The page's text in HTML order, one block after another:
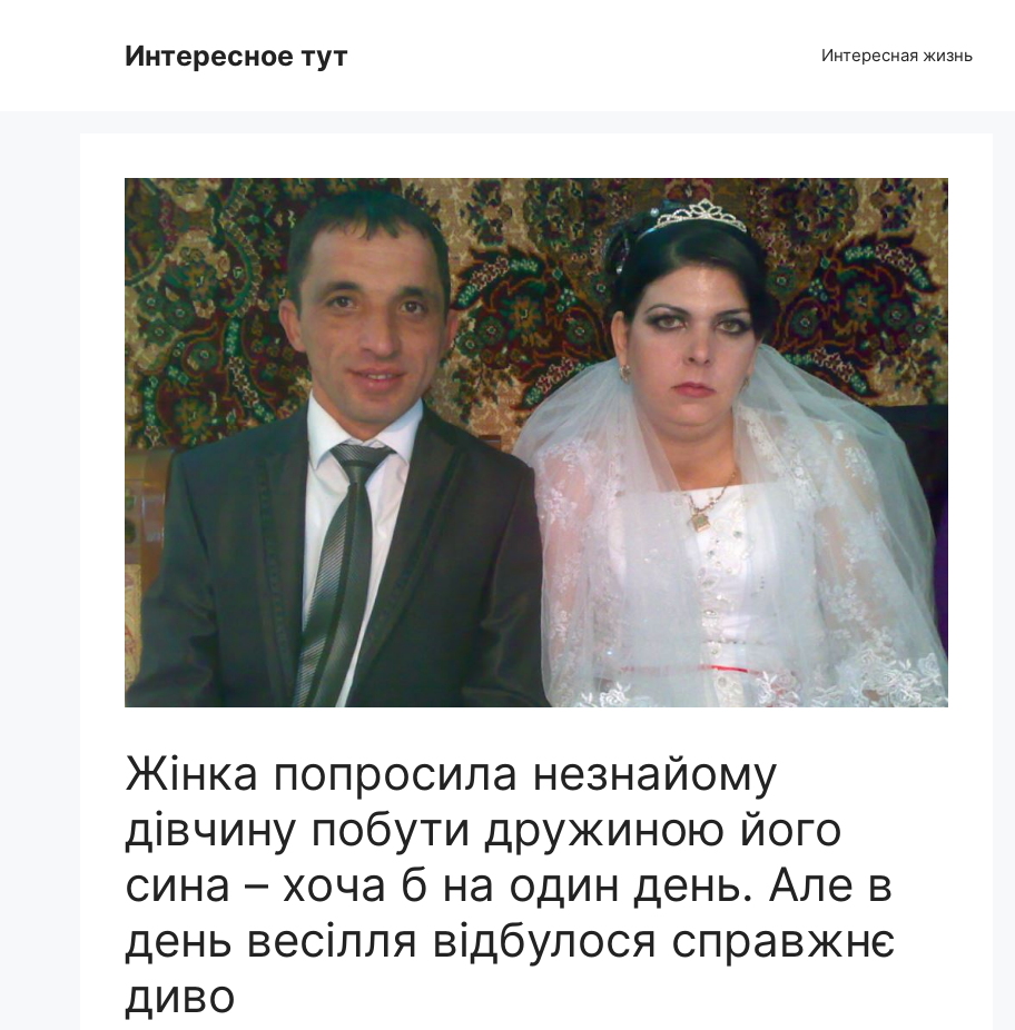
Интересное тут Интересная жизнь
Жінка попросила незнайому
дівчину побути дружиною його
сина – хоча б на один день. Але в
день весілля відбулося справжнє
диво